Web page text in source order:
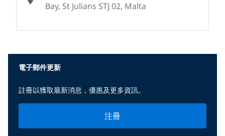
Bay, St Julians STJ 02, Malta
電子郵件更新
註冊以獲取最新消息，優惠及更多資訊。
注冊